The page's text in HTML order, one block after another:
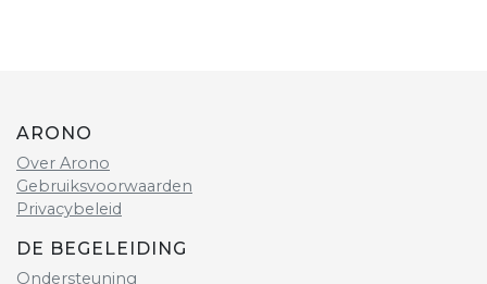
ARONO
Over Arono
Gebruiksvoorwaarden
Privacybeleid
DE BEGELEIDING
Ondersteuning